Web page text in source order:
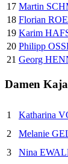
17 Martin
18 Florian
19 Karim
20 Philipp
21 Georg
Damen
1 Katharina
2
Melanie
3
Nina